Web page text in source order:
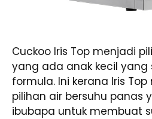
Cuckoo Iris Top menjadi
yang ada anak kecil yang
formula. Ini kerana Iris
pilihan air bersuhu panas
ibubapa untuk membuat